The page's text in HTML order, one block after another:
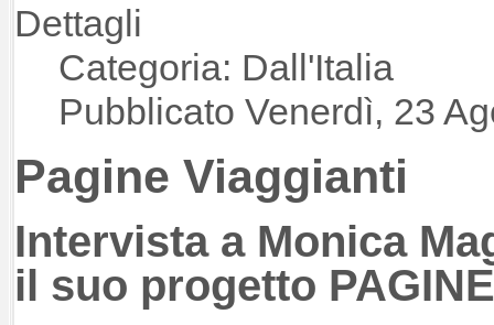
Dettagli
Categoria: Dall'Italia
Pubblicato Venerdì, 23
Pagine Viaggianti
Intervista a Monica
il suo progetto